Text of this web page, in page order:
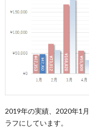
2019年の実績、2020年1
ラフにしています。